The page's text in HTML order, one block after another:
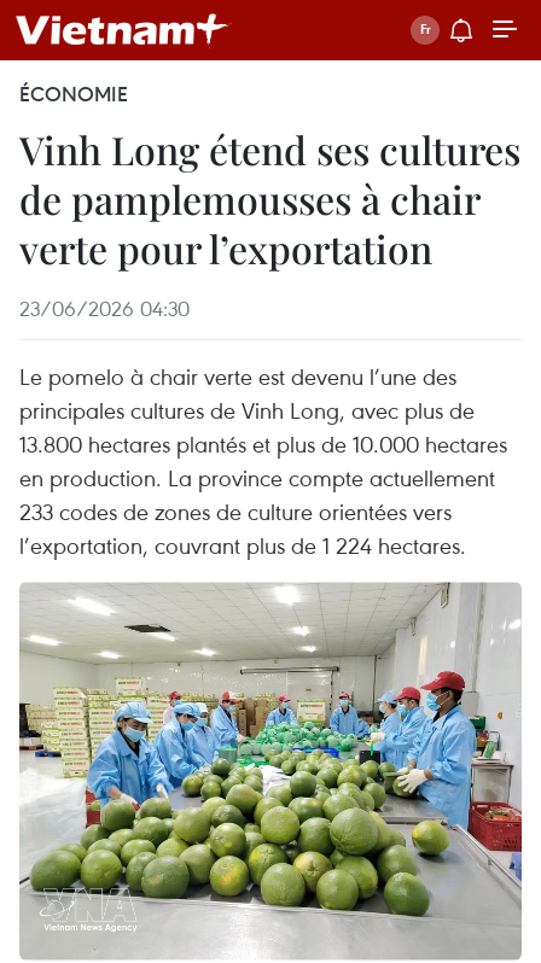
ÉCONOMIE
Vinh Long étend ses cultures
de pamplemousses à chair
verte pour l’exportation
23/06/2026 04:30
Le pomelo à chair verte est devenu l’une des
principales cultures de Vinh Long, avec plus de
13.800 hectares plantés et plus de 10.000 hectares
en production. La province compte actuellement
233 codes de zones de culture orientées vers
l’exportation, couvrant plus de 1 224 hectares.